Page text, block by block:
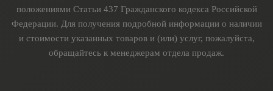
положениями Статьи 437 Гражданского кодекса Российской
Федерации. Для получения подробной информации о наличии
и стоимости указанных товаров и (или) услуг, пожалуйста,
обращайтесь к менеджерам отдела продаж.